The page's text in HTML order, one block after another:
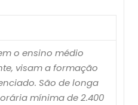
o ensino médio
visam a formação
São de longa
mínima de 2.400